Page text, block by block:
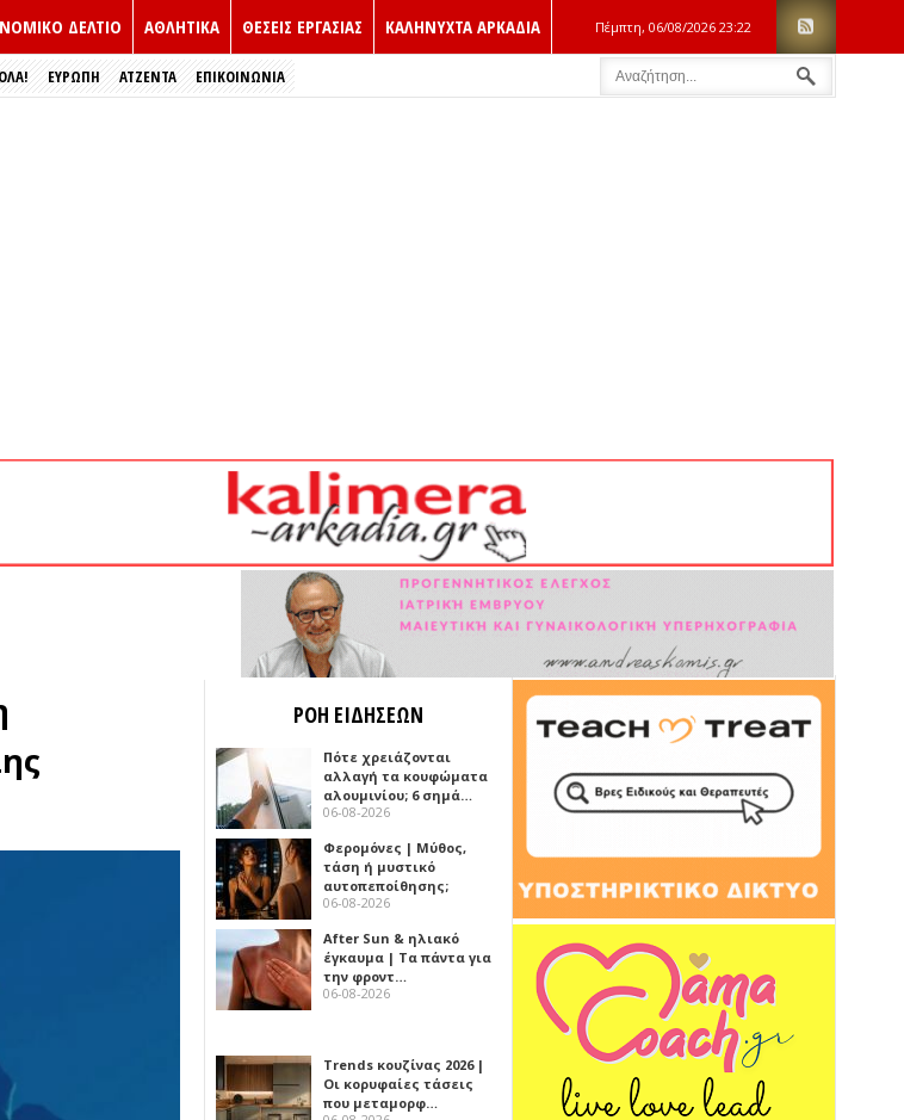
ΔΕΛΤΙΟ ΑΘΛΗΤΙΚΑ ΘΕΣΕΙΣ ΕΡΓΑΣΙΑΣ ΚΑΛΗΝΥΧΤΑ ΑΡΚΑΔΙΑ Πέμπτη, 06/08/2026 23:22
ΕΥΡΏΠΗ ΑΤΖΕΝΤΑ ΕΠΙΚΟΙΝΩΝΙΑ
ΡΟΗ ΕΙΔΗΣΕΩΝ
Πότε χρειάζονται
αλλαγή τα κουφώματα
αλουμινίου; 6 σημά…
06-08-2026
Φερομόνες | Μύθος,
τάση ή μυστικό
αυτοπεποίθησης;
06-08-2026
After Sun & ηλιακό
έγκαυμα | Τα πάντα για
την φροντ…
06-08-2026
Trends κουζίνας 2026 |
Οι κορυφαίες τάσεις
που μεταμορφ…